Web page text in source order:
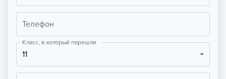
Телефон
Класс, в который перешли
11